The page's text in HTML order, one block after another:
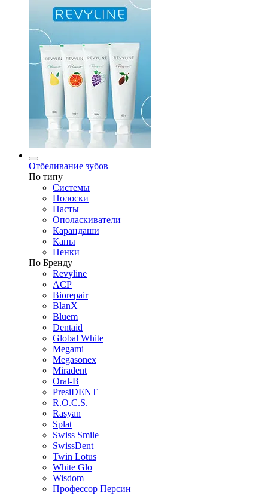
Отбеливание зубов
По типу
Системы
Полоски
Пасты
Ополаскиватели
Карандаши
Капы
Пенки
По Бренду
Revyline
ACP
Biorepair
BlanX
Bluem
Dentaid
Global White
Megami
Megasonex
Miradent
Oral-B
PresiDENT
R.O.C.S.
Rasyan
Splat
Swiss Smile
SwissDent
Twin Lotus
White Glo
Wisdom
Профессор Персин